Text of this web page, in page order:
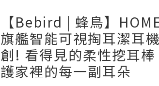
【Bebird | 蜂鳥】
旗艦智能可視掏耳潔耳
創! 看得見的柔性挖耳棒
護家裡的每一副耳朵